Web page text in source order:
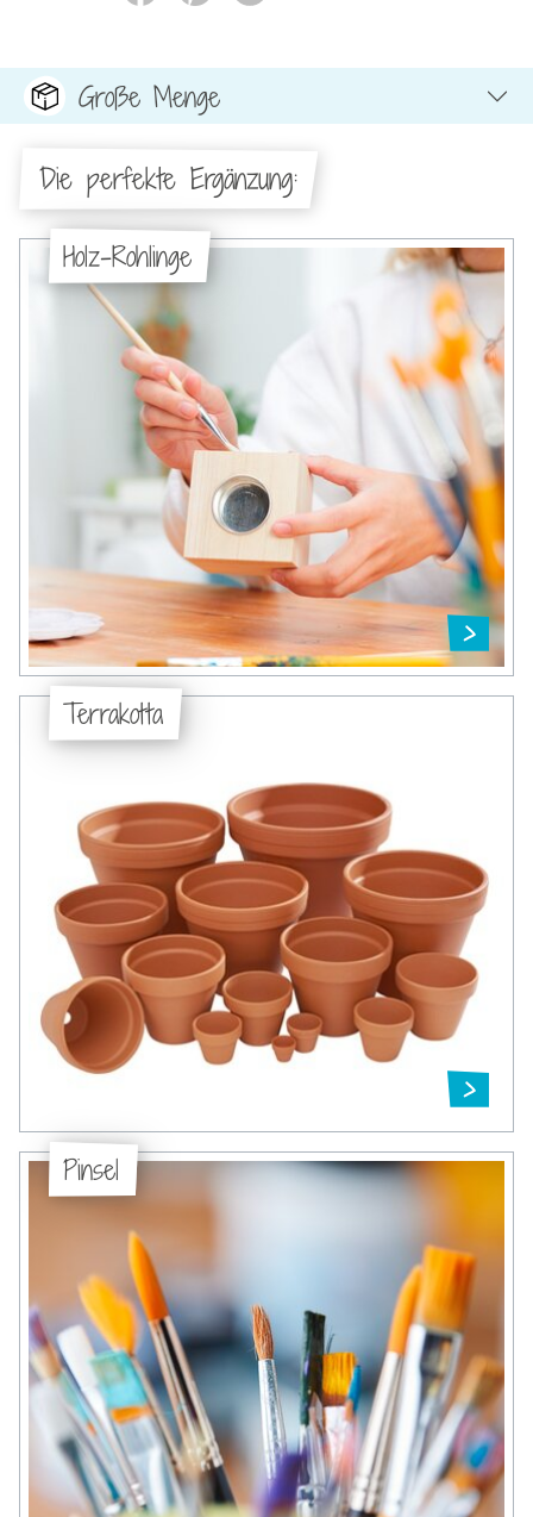
Große Menge
Die perfekte Ergänzung:
Holz-Rohlinge
Terrakotta
Pinsel